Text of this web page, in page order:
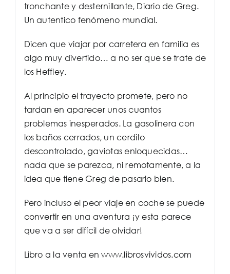
tronchante y desternillante, Diario de Greg.
Un autentico fenómeno mundial.
Dicen que viajar por carretera en familia es
algo muy divertido… a no ser que se trate de
los Heffley.
Al principio el trayecto promete, pero no
tardan en aparecer unos cuantos
problemas inesperados. La gasolinera con
los baños cerrados, un cerdito
descontrolado, gaviotas enloquecidas…
nada que se parezca, ni remotamente, a la
idea que tiene Greg de pasarlo bien.
Pero incluso el peor viaje en coche se puede
convertir en una aventura ¡y esta parece
que va a ser difícil de olvidar!
Libro a la venta en www.librosvividos.com